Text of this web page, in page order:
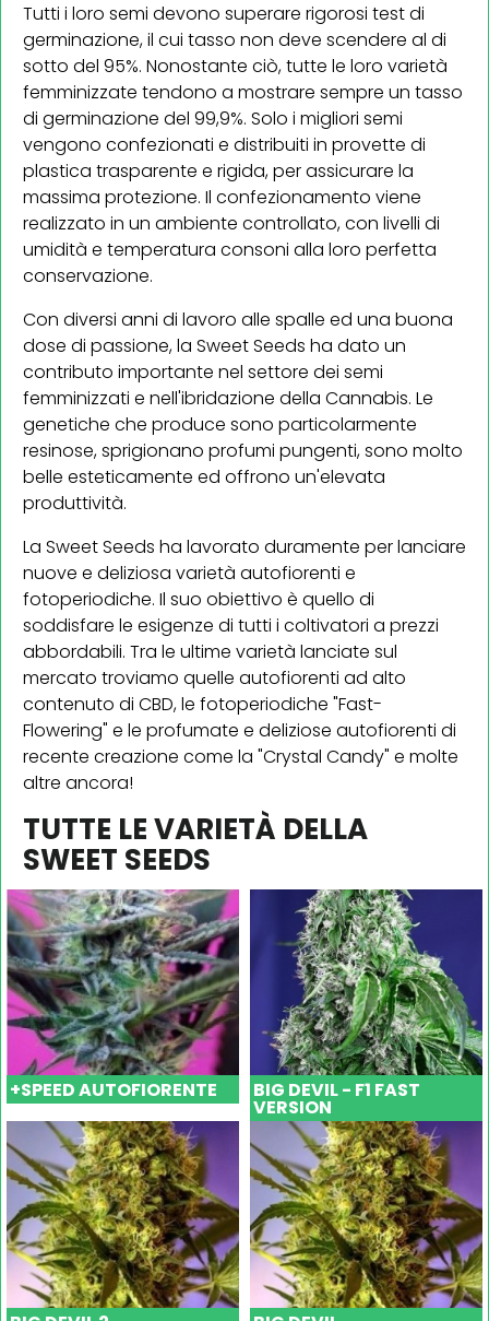
Tutti i loro semi devono superare rigorosi test di
germinazione, il cui tasso non deve scendere al di
sotto del 95%. Nonostante ciò, tutte le loro varietà
femminizzate tendono a mostrare sempre un tasso
di germinazione del 99,9%. Solo i migliori semi
vengono confezionati e distribuiti in provette di
plastica trasparente e rigida, per assicurare la
massima protezione. Il confezionamento viene
realizzato in un ambiente controllato, con livelli di
umidità e temperatura consoni alla loro perfetta
conservazione.
Con diversi anni di lavoro alle spalle ed una buona
dose di passione, la Sweet Seeds ha dato un
contributo importante nel settore dei semi
femminizzati e nell'ibridazione della Cannabis. Le
genetiche che produce sono particolarmente
resinose, sprigionano profumi pungenti, sono molto
belle esteticamente ed offrono un'elevata
produttività.
La Sweet Seeds ha lavorato duramente per lanciare
nuove e deliziosa varietà autofiorenti e
fotoperiodiche. Il suo obiettivo è quello di
soddisfare le esigenze di tutti i coltivatori a prezzi
abbordabili. Tra le ultime varietà lanciate sul
mercato troviamo quelle autofiorenti ad alto
contenuto di CBD, le fotoperiodiche "Fast-
Flowering" e le profumate e deliziose autofiorenti di
recente creazione come la "Crystal Candy" e molte
altre ancora!
TUTTE LE VARIETÀ DELLA
SWEET SEEDS
+SPEED AUTOFIORENTE BIG DEVIL - F1 FAST
VERSION